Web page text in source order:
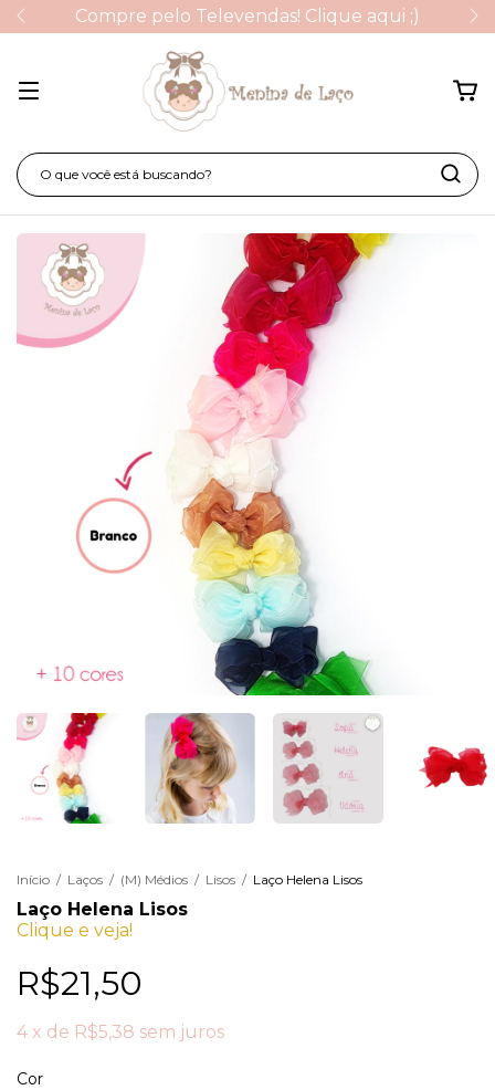
Compre pelo Televendas! Clique aqui ;)
Início / Laços / (M) Médios / Lisos / Laço Helena Lisos
Laço Helena Lisos
Clique e veja!
R$21,50
4 x de R$5,38 sem juros
Cor